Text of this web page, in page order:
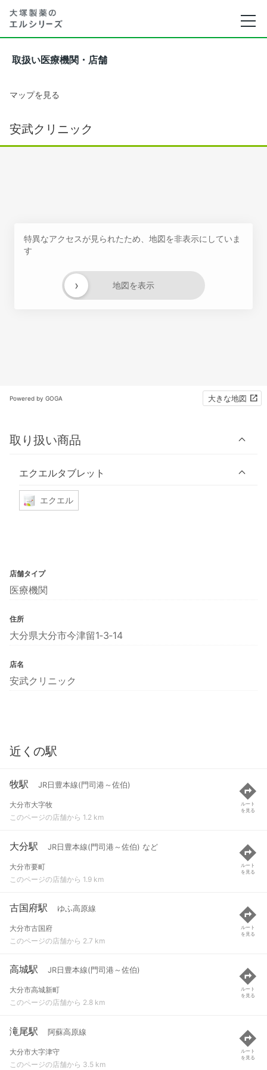
取扱い医療機関・店舗
マップを見る
安武クリニック
特異なアクセスが見られたため、地図を非表示にしていま
す
地図を表示
›
Powered by GOGA 大きな地図
取り扱い商品
エクエルタブレット
エクエル
店舗タイプ
医療機関
住所
大分県大分市今津留1‐3‐14
店名
安武クリニック
近くの駅
牧駅 JR日豊本線(門司港～佐伯)
大分市大字牧
このページの店舗から 1.2 km
ルート
を見る
大分駅 JR日豊本線(門司港～佐伯) など
大分市要町
このページの店舗から 1.9 km
ルート
を見る
古国府駅 ゆふ高原線
大分市古国府
このページの店舗から 2.7 km
ルート
を見る
高城駅 JR日豊本線(門司港～佐伯)
大分市高城新町
このページの店舗から 2.8 km
ルート
を見る
滝尾駅 阿蘇高原線
大分市大字津守
このページの店舗から 3.5 km
ルート
を見る